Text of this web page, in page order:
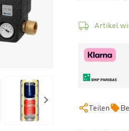
Artikel
Teilen